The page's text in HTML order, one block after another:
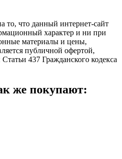
что данный интернет-сайт
характер и ни при
материалы и цены,
публичной офертой,
437 Гражданского кодекса
же покупают: